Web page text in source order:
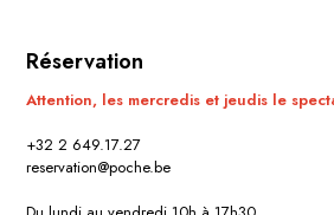
Réservation
Attention, les mercredis et jeudis le
+32 2 649.17.27
reservation@poche.be